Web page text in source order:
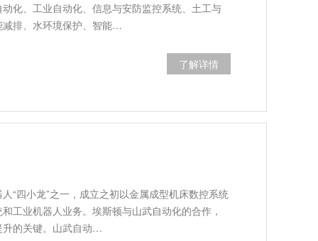
化、工业自动化、信息与安防监控系统、土工与
排、水环境保护、智能…
了解详情
“四小龙”之一，成立之初以金属成型机床数控系统
工业机器人业务。埃斯顿与山武自动化的合作，
升的关键。山武自动…